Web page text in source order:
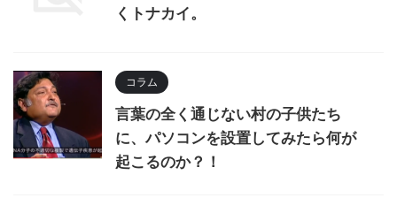
くトナカイ。
コラム
言葉の全く通じない村の子供たち
に、パソコンを設置してみたら何が
起こるのか？！